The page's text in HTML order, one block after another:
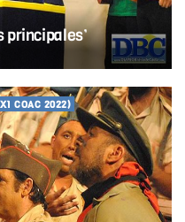
principales’
COAC 2022)